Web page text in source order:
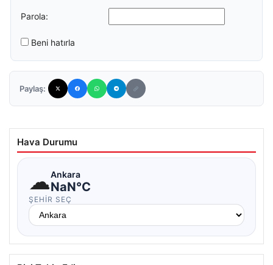
Parola:
Beni hatırla
Paylaş:
Hava Durumu
☁Ankara
NaN°C
ŞEHIR SEÇ